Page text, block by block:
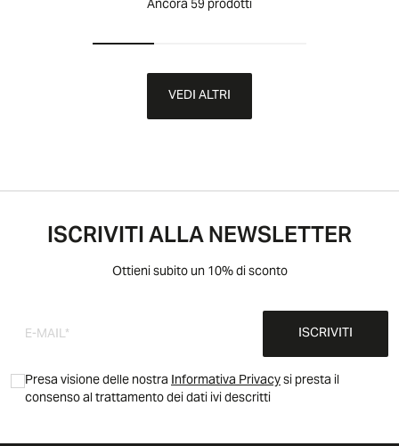
Ancora 59 prodotti
VEDI ALTRI
ISCRIVITI ALLA NEWSLETTER
Ottieni subito un 10% di sconto
ISCRIVITI
Presa visione delle nostraInformativa Privacysi presta il
consenso al trattamento dei dati ivi descritti